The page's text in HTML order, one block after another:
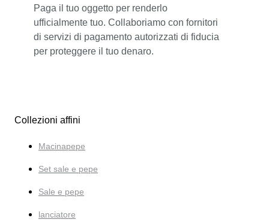
Paga il tuo oggetto per renderlo
ufficialmente tuo. Collaboriamo con fornitori
di servizi di pagamento autorizzati di fiducia
per proteggere il tuo denaro.
Collezioni affini
Macinapepe
Set sale e pepe
Sale e pepe
lanciatore